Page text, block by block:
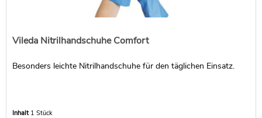
Vileda Nitrilhandschuhe Comfort
Besonders leichte Nitrilhandschuhe für den täglichen Einsatz.
Inhalt 1 Stück